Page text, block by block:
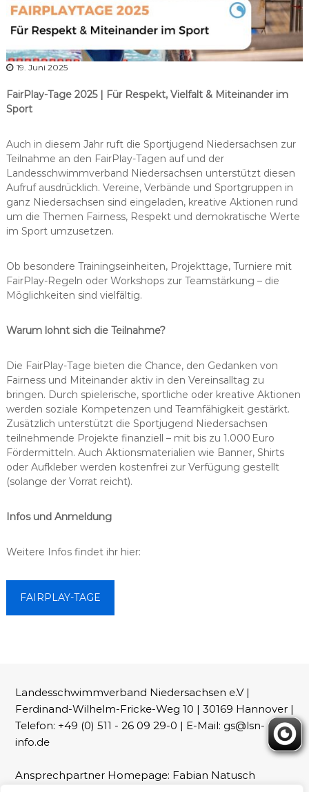
e
r
s
a
h
s
n
19. Juni 2025
FairPlay-Tage 2025 | Für Respekt, Vielfalt & Miteinander im
Sport
Auch in diesem Jahr ruft die Sportjugend Niedersachsen zur
Teilnahme an den FairPlay-Tagen auf und der
Landesschwimmverband Niedersachsen unterstützt diesen
Aufruf ausdrücklich. Vereine, Verbände und Sportgruppen in
ganz Niedersachsen sind eingeladen, kreative Aktionen rund
um die Themen Fairness, Respekt und demokratische Werte
im Sport umzusetzen.
Ob besondere Trainingseinheiten, Projekttage, Turniere mit
FairPlay-Regeln oder Workshops zur Teamstärkung – die
Möglichkeiten sind vielfältig.
Warum lohnt sich die Teilnahme?
Die FairPlay-Tage bieten die Chance, den Gedanken von
Fairness und Miteinander aktiv in den Vereinsalltag zu
bringen. Durch spielerische, sportliche oder kreative Aktionen
werden soziale Kompetenzen und Teamfähigkeit gestärkt.
Zusätzlich unterstützt die Sportjugend Niedersachsen
teilnehmende Projekte finanziell – mit bis zu 1.000 Euro
Fördermitteln. Auch Aktionsmaterialien wie Banner, Shirts
oder Aufkleber werden kostenfrei zur Verfügung gestellt
(solange der Vorrat reicht).
Infos und Anmeldung
Weitere Infos findet ihr hier:
FAIRPLAY-TAGE
Landesschwimmverband Niedersachsen e.V |
Ferdinand-Wilhelm-Fricke-Weg 10 | 30169 Hannover |
Telefon: +49 (0) 511 - 26 09 29-0 | E-Mail: gs@lsn-
info.de
Ansprechpartner Homepage: Fabian Natusch